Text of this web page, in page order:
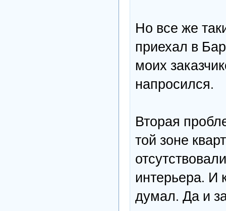
Но все же
приехал в
моих
напросился.
Вторая
той зоне
интерьера. И
думал. Да и